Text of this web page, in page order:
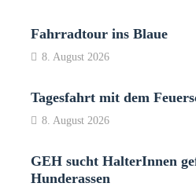
Fahrradtour ins Blaue
8. August 2026
Tagesfahrt mit dem
8. August 2026
GEH sucht HalterInnen
Hunderassen